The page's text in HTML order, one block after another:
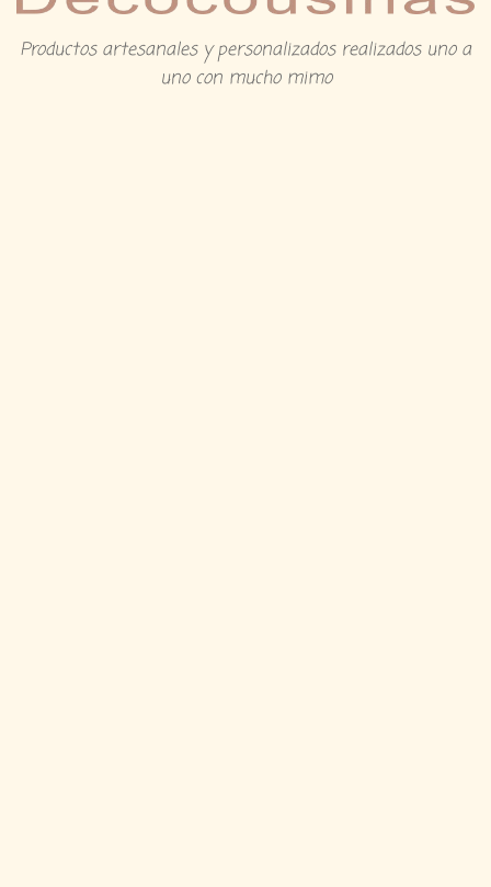
Productos artesanales y personalizados realizados uno a
uno con mucho mimo